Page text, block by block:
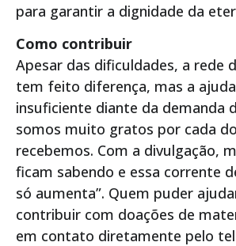
para garantir a dignidade da
Como contribuir
Apesar das dificuldades, a rede
tem feito diferença, mas a
insuficiente diante da demanda
somos muito gratos por cada
recebemos. Com a divulgação,
ficam sabendo e essa corrente
só aumenta”. Quem puder
contribuir com doações de
em contato diretamente pelo